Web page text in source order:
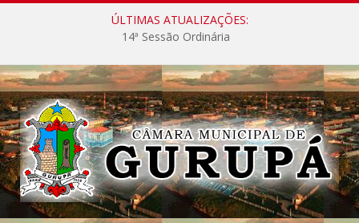
ÚLTIMAS ATUALIZAÇÕES:
14ª Sessão Ordinária